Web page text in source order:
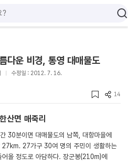
다운 비경, 통영 대매물도
수정일 : 2012. 7. 16.
14
산면 매죽리
30분이면 대매물도의 남쪽, 대항마을에
27km. 27가구 30여 명의 주민이 생활하는
올 정도로 아담하다. 장군봉(210m)에